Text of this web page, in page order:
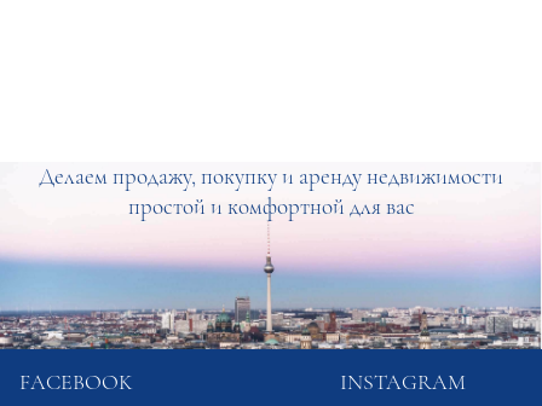
Делаем продажу, покупку и аренду недвижимости
простой и комфортной для вас
FACEBOOK
INSTAGRAM